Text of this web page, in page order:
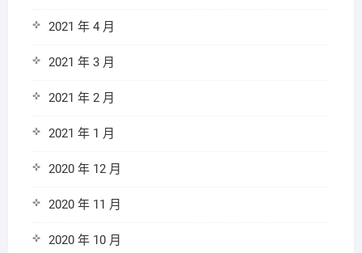
2021 年 4 月
2021 年 3 月
2021 年 2 月
2021 年 1 月
2020 年 12 月
2020 年 11 月
2020 年 10 月